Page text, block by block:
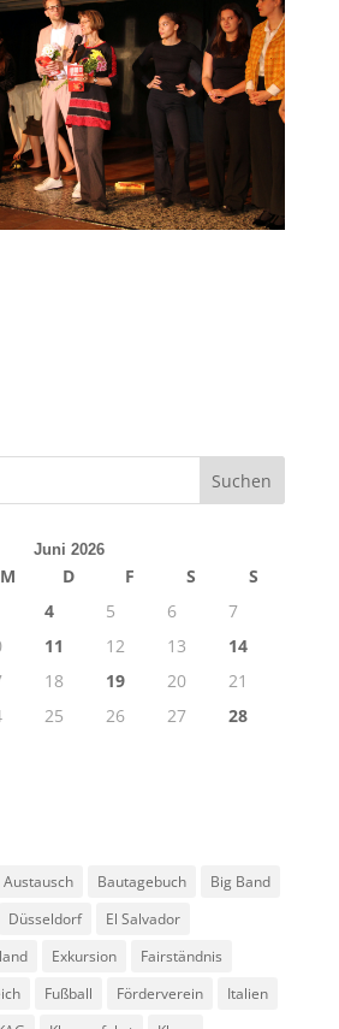
Juni 2026
M D F S
S
4 5 6
7
11 12 13
14
18 19 20
21
25 26 27
28
Austausch Bautagebuch
Big Band
Düsseldorf
El Salvador
Exkursion
Fairständnis
Fußball Förderverein
Italien